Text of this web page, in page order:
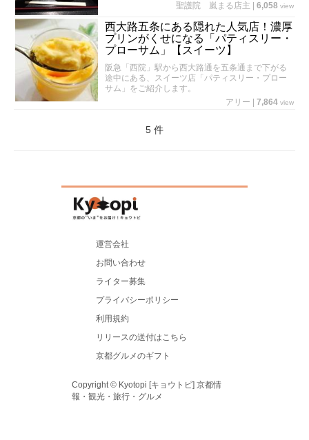
聖護院 嵐まる店主
6,058 view
西大路五条にある隠れた人気店！濃厚
プリンがくせになる「パティスリー・
プローサム」【スイーツ】
阪急「西院」駅から西大路通を五条通まで下がる
途中にある、スイーツ店「パティスリー・プロー
サム」をご紹介します。
アリー
7,864 view
5 件
運営会社
お問い合わせ
ライター募集
プライバシーポリシー
利用規約
リリースの送付はこちら
京都グルメのギフト
Copyright © Kyotopi [キョウトピ] 京都情
報・観光・旅行・グルメ